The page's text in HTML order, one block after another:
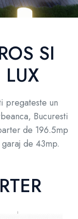
SI
LUX
pregateste un
Bucuresti
de 196.5mp
de 43mp.